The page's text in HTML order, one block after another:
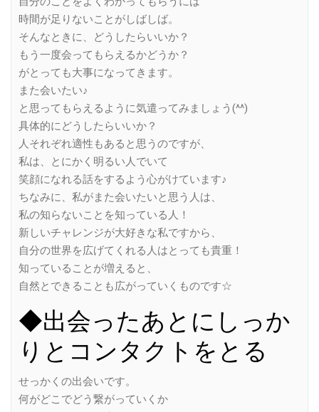
時間が足りないことがしばしば。
そんなときに、どうしたらいいか？
もう一度会ってもらえるかどうか？
がとっても大事になってきます。
また会いたい♪
と思ってもらえるように気遣ってみましょう(^^)
具体的にどうしたらいいか？
人それぞれ適性もあると思うのですが、
私は、とにかく明るい人でいて
笑顔になれる話をするよう心がけています♪
ちなみに、私がまた会いたいと思う人は、
私の知らないことを知っている人！
新しいチャレンジが大好きな私ですから、
自分の世界を広げてくれる人はとっても貴重！
知っていることが増えると、
自然とできることも広がっていくものです☆
◆出会ったあとにしっか
りとコンタクトをとる
せっかくの出会いです。
何がどこでどう繋がっていくか